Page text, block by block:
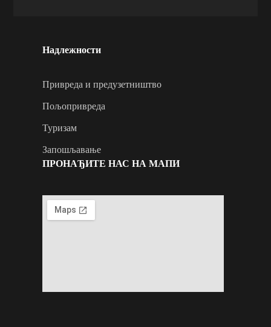
Надлежности
Привреда и предузетништво
Пољопривреда
Туризам
Запошљавање
ПРОНАЂИТЕ НАС НА МАПИ